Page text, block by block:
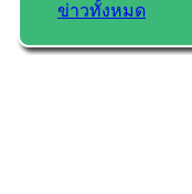
ข่าวทั้งหมด